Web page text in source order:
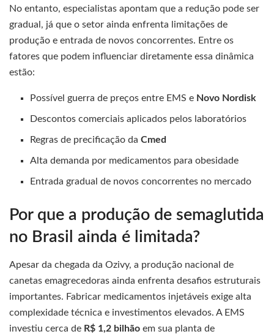
No entanto, especialistas apontam que a redução pode ser
gradual, já que o setor ainda enfrenta limitações de
produção e entrada de novos concorrentes. Entre os
fatores que podem influenciar diretamente essa dinâmica
estão:
Possível guerra de preços entre EMS e Novo Nordisk
Descontos comerciais aplicados pelos laboratórios
Regras de precificação daCmed
Alta demanda por medicamentos para obesidade
Entrada gradual de novos concorrentes no mercado
Por que a produção de semaglutida
no Brasil ainda é limitada?
Apesar da chegada da Ozivy, a produção nacional de
canetas emagrecedoras ainda enfrenta desafios estruturais
importantes. Fabricar medicamentos injetáveis exige alta
complexidade técnica e investimentos elevados. A EMS
investiu cerca de R$ 1,2 bilhão em sua planta de